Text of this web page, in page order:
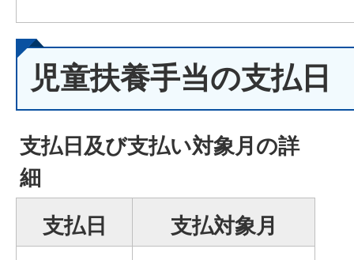
児童扶養手当の支払日
支払日及び支払い対象月の詳
細
支払日
支払対象月